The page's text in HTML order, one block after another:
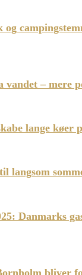
og
vandet – mere
lange køer
langsom
Danmarks
bliver